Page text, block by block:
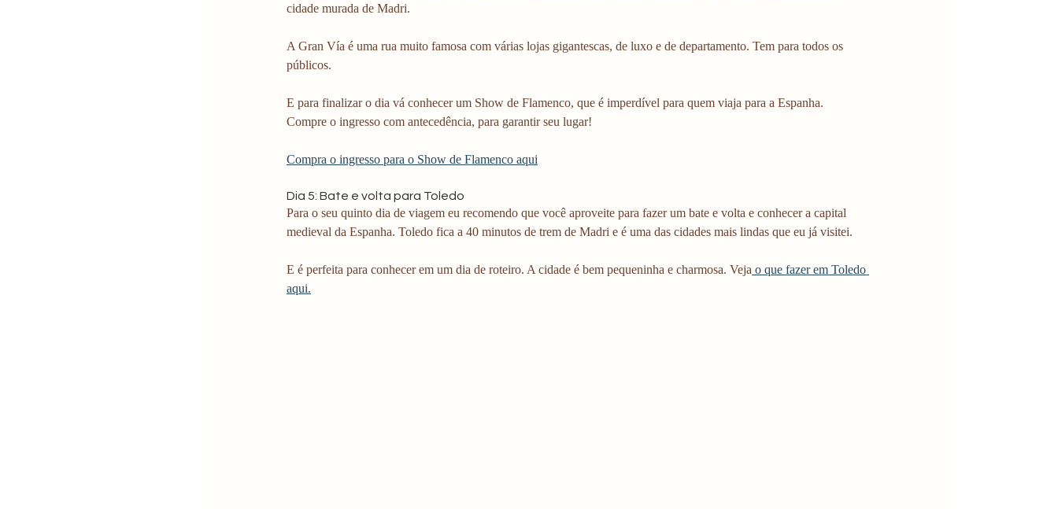
cidade murada de Madri.
A Gran Vía é uma rua muito famosa com várias lojas gigantescas, de luxo e de departamento. Tem para todos os
públicos.
E para finalizar o dia vá conhecer um Show de Flamenco, que é imperdível para quem viaja para a Espanha.
Compre o ingresso com antecedência, para garantir seu lugar!
Compra o ingresso para o Show de Flamenco aqui
Dia 5: Bate e volta para Toledo
Para o seu quinto dia de viagem eu recomendo que você aproveite para fazer um bate e volta e conhecer a capital
medieval da Espanha. Toledo fica a 40 minutos de trem de Madri e é uma das cidades mais lindas que eu já visitei.
E é perfeita para conhecer em um dia de roteiro. A cidade é bem pequeninha e charmosa. Veja o que fazer em Toledo
aqui.